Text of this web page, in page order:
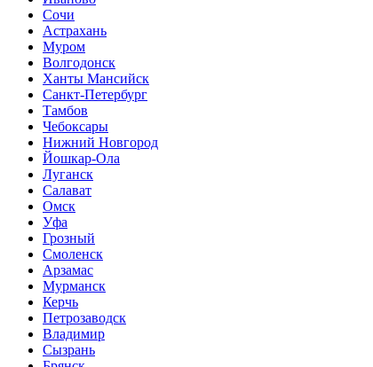
Сочи
Астрахань
Муром
Волгодонск
Ханты Мансийск
Санкт-Петербург
Тамбов
Чебоксары
Нижний Новгород
Йошкар-Ола
Луганск
Салават
Омск
Уфа
Грозный
Смоленск
Арзамас
Мурманск
Керчь
Петрозаводск
Владимир
Сызрань